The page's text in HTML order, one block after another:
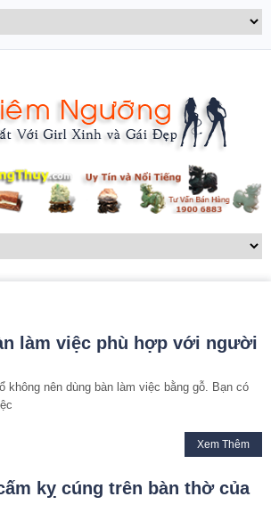
làm việc phù hợp với người
không nên dùng bàn làm việc bằng gỗ. Bạn có
Xem Thêm
kỵ cúng trên bàn thờ của